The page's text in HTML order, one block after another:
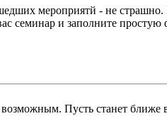
мероприятй - не
семинар и заполните простую
Пусть станет ближе